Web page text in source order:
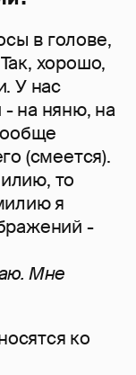
в голове,
хорошо,
У нас
- на няню, на
(смеется).
то
я
-
Мне
ко